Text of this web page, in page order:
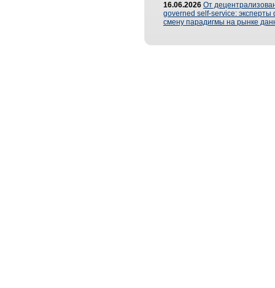
16.06.2026 От
governed self-service: эксперты
смену парадигмы на рынке